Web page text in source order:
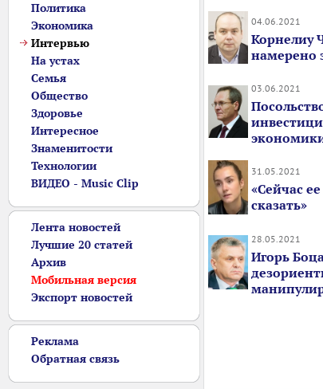
Политика
Экономика
Интервью
На устах
Семья
Общество
Здоровье
Интересное
Знаменитости
Технологии
ВИДЕО - Music Clip
Лента новостей
Лучшие 20 статей
Архив
Мобильная версия
Экспорт новостей
Реклама
Обратная связь
04.06.2021
Корнелиу
намерено
03.06.2021
31.05.2021
«Сейчас
сказать»
28.05.2021
Игорь